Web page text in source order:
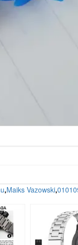
,Maiks Vazowski,